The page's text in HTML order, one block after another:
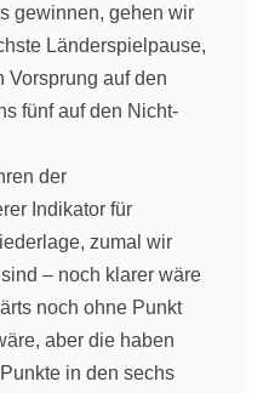
gewinnen, gehen wir
Länderspielpause,
Vorsprung auf den
fünf auf den Nicht-
der
Indikator für
zumal wir
– noch klarer wäre
noch ohne Punkt
aber die haben
in den sechs